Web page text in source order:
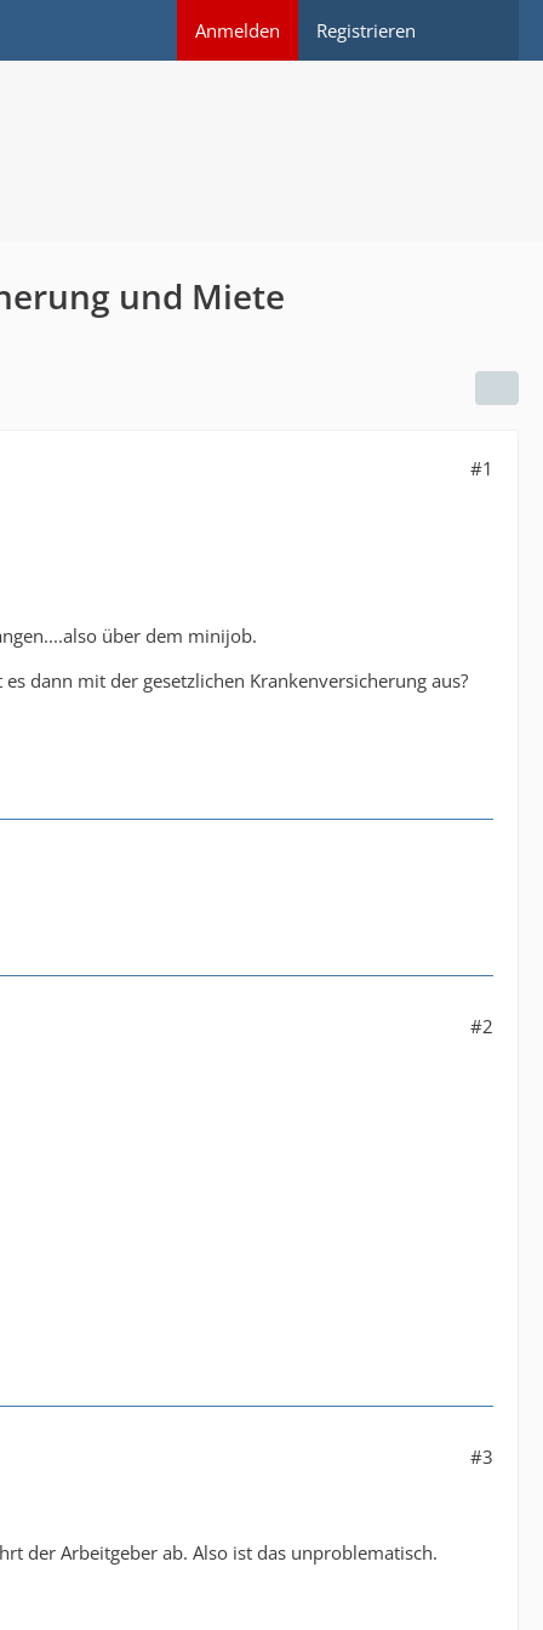
Anmelden Registrieren
und Miete
#1
über dem minijob.
dann mit der gesetzlichen Krankenversicherung aus?
#2
#3
der Arbeitgeber ab. Also ist das unproblematisch.